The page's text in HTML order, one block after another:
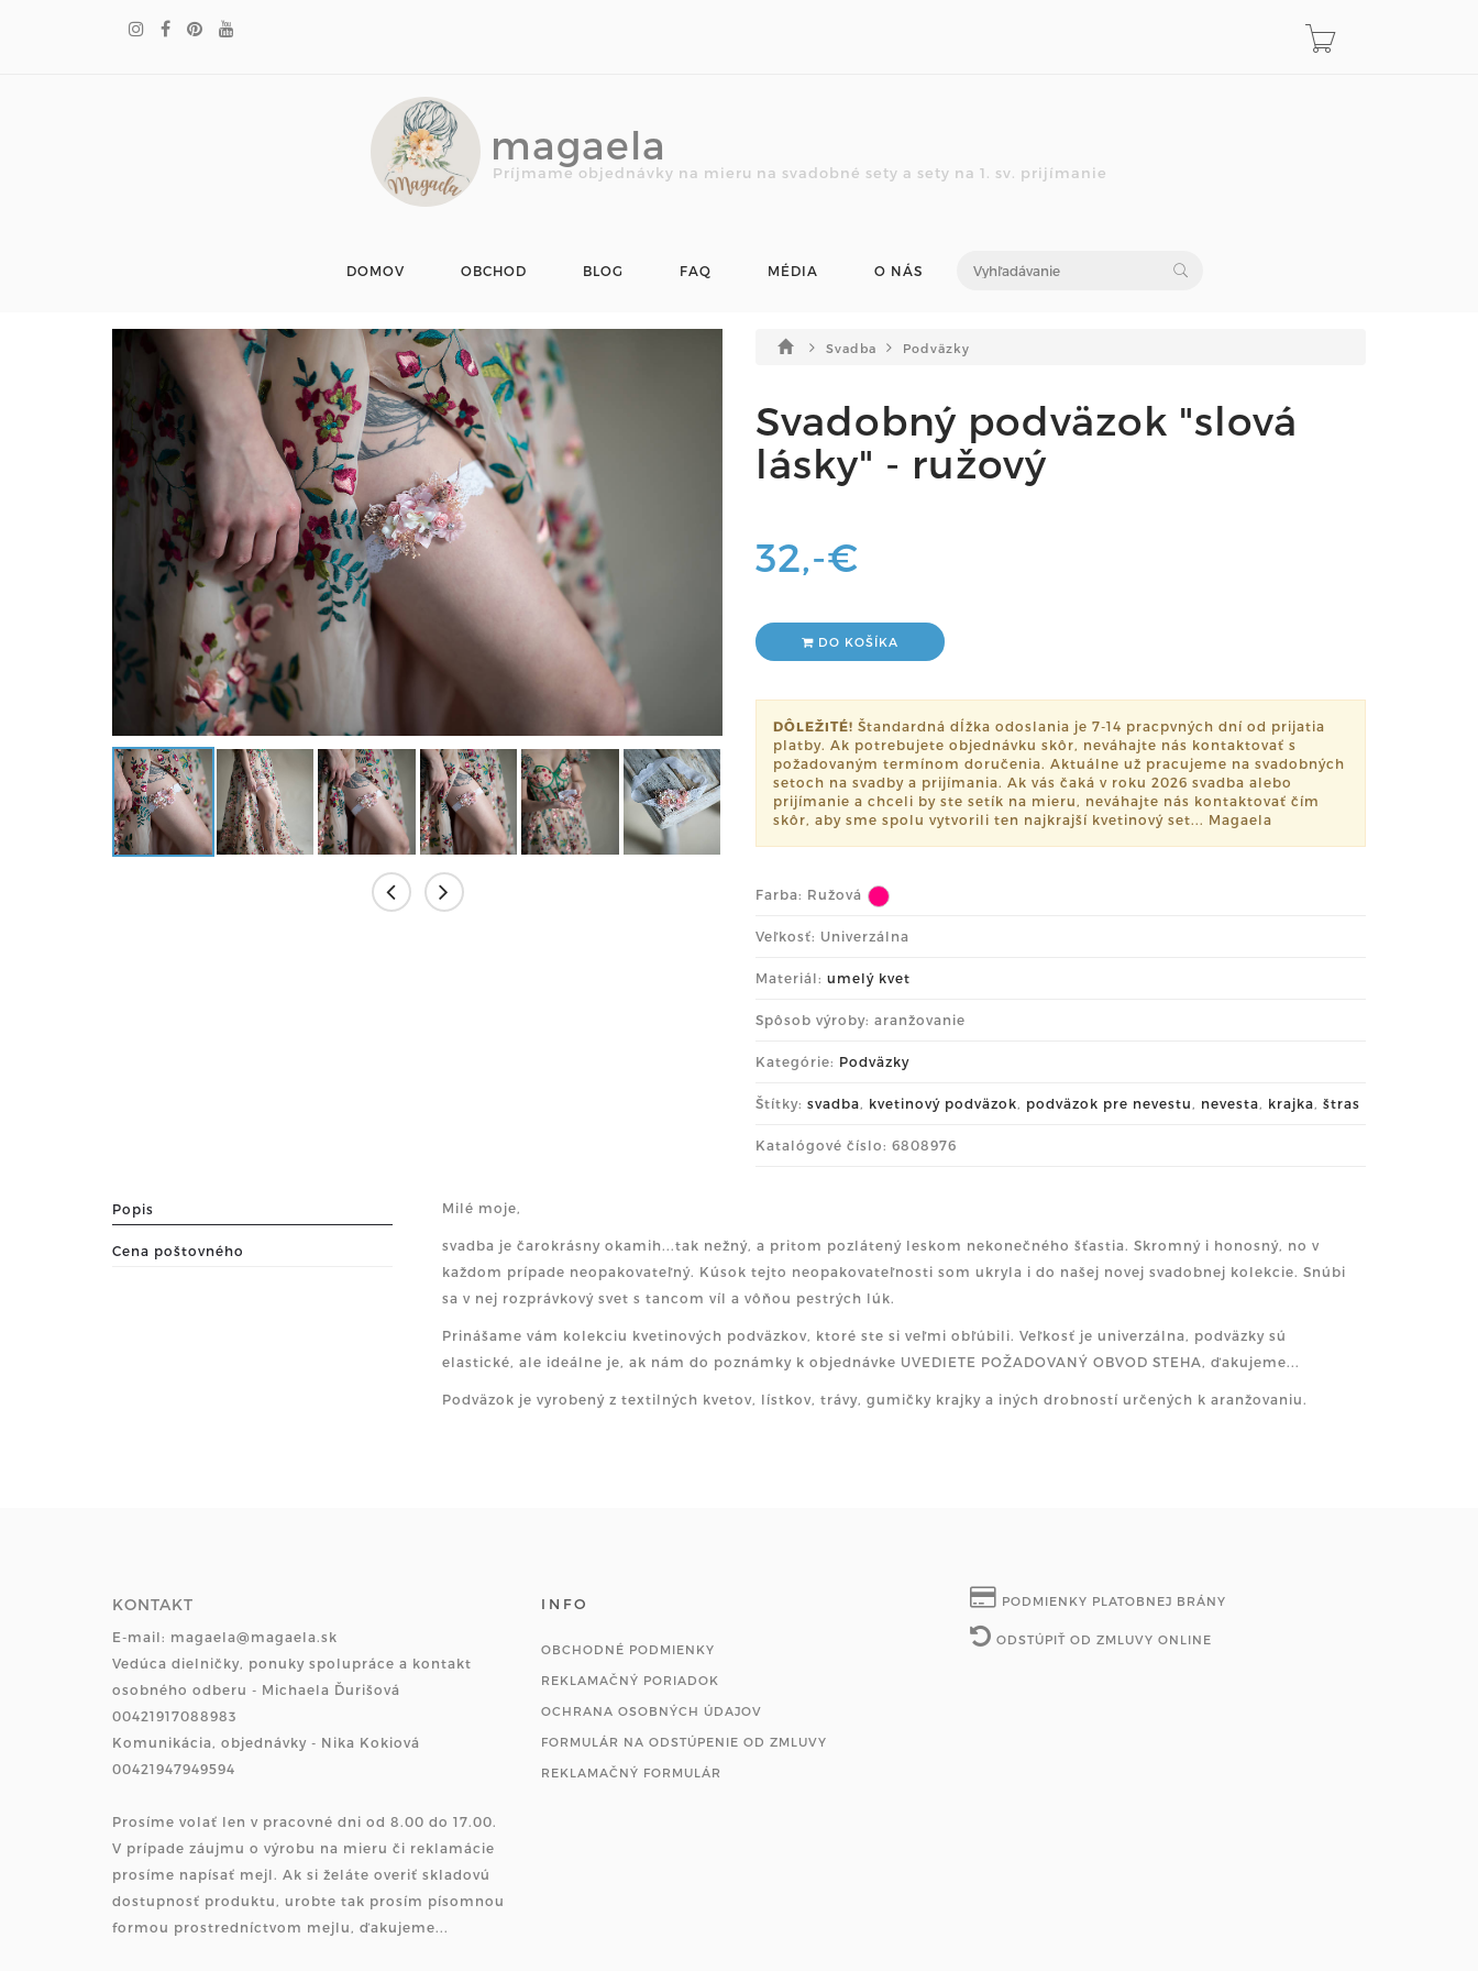
magaela
Príjmame objednávky na mieru na svadobné sety a sety na 1. sv. prijímanie
DOMOV OBCHOD BLOG FAQ MÉDIA O NÁS
Svadba Podväzky
Svadobný podväzok "slová
lásky" - ružový
32,-€
DO KOŠÍKA
DÔLEŽITÉ! Štandardná dĺžka odoslania je 7-14 pracpvných dní od prijatia
platby. Ak potrebujete objednávku skôr, neváhajte nás kontaktovať s
požadovaným termínom doručenia. Aktuálne už pracujeme na svadobných
setoch na svadby a prijímania. Ak vás čaká v roku 2026 svadba alebo
prijímanie a chceli by ste setík na mieru, neváhajte nás kontaktovať čím
skôr, aby sme spolu vytvorili ten najkrajší kvetinový set... Magaela
Farba: Ružová
Veľkosť: Univerzálna
Materiál: umelý kvet
Spôsob výroby: aranžovanie
Kategórie: Podväzky
Štítky: svadba, kvetinový podväzok, podväzok pre nevestu , nevesta, krajka, štras
Katalógové číslo: 6808976
Popis
Cena poštovného
Milé moje,
svadba je čarokrásny okamih...tak nežný, a pritom pozlátený leskom nekonečného šťastia. Skromný i honosný, no v
každom prípade neopakovateľný. Kúsok tejto neopakovateľnosti som ukryla i do našej novej svadobnej kolekcie. Snúbi
sa v nej rozprávkový svet s tancom víl a vôňou pestrých lúk.
Prinášame vám kolekciu kvetinových podväzkov, ktoré ste si veľmi obľúbili. Veľkosť je univerzálna, podväzky sú
elastické, ale ideálne je, ak nám do poznámky k objednávke UVEDIETE POŽADOVANÝ OBVOD STEHA, ďakujeme...
Podväzok je vyrobený z textilných kvetov, lístkov, trávy, gumičky krajky a iných drobností určených k aranžovaniu.
KONTAKT
E-mail: magaela@magaela.sk
Vedúca dielničky, ponuky spolupráce a kontakt
osobného odberu - Michaela Ďurišová
00421917088983
Komunikácia, objednávky - Nika Kokiová
00421947949594
Prosíme volať len v pracovné dni od 8.00 do 17.00.
V prípade záujmu o výrobu na mieru či reklamácie
prosíme napísať mejl. Ak si želáte overiť skladovú
dostupnosť produktu, urobte tak prosím písomnou
formou prostredníctvom mejlu, ďakujeme...
INFO
OBCHODNÉ PODMIENKY
REKLAMAČNÝ PORIADOK
OCHRANA OSOBNÝCH ÚDAJOV
FORMULÁR NA ODSTÚPENIE OD ZMLUVY
REKLAMAČNÝ FORMULÁR
PODMIENKY PLATOBNEJ BRÁNY
ODSTÚPIŤ OD ZMLUVY ONLINE